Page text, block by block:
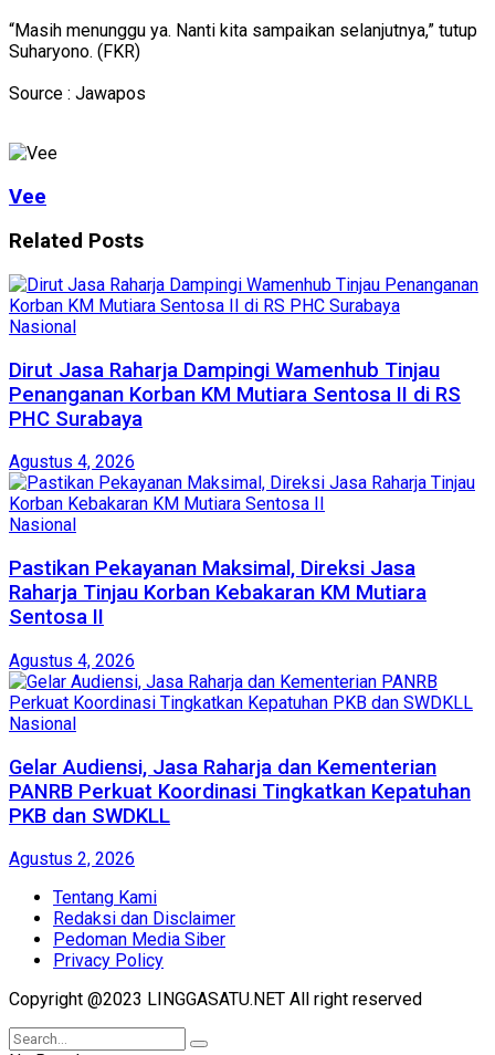
“Masih menunggu ya. Nanti kita sampaikan selanjutnya,” tutup
Suharyono. (FKR)
Source : Jawapos
Vee
Related Posts
Nasional
Dirut Jasa Raharja Dampingi Wamenhub Tinjau
Penanganan Korban KM Mutiara Sentosa II di RS
PHC Surabaya
Agustus 4, 2026
Nasional
Pastikan Pekayanan Maksimal, Direksi Jasa
Raharja Tinjau Korban Kebakaran KM Mutiara
Sentosa II
Agustus 4, 2026
Nasional
Gelar Audiensi, Jasa Raharja dan Kementerian
PANRB Perkuat Koordinasi Tingkatkan Kepatuhan
PKB dan SWDKLL
Agustus 2, 2026
Tentang Kami
Redaksi dan Disclaimer
Pedoman Media Siber
Privacy Policy
Copyright @2023 LINGGASATU.NET All right reserved